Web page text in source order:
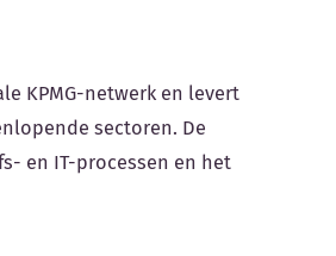
KPMG-netwerk en levert
sectoren. De
en IT-processen en het